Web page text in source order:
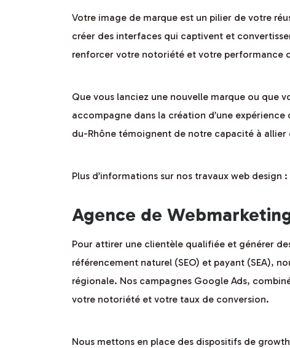
Votre image de marque est un pilier de votre
créer des interfaces qui captivent et
renforcer votre notoriété et votre performance
Que vous lanciez une nouvelle marque ou que
accompagne dans la création d’une
du-Rhône témoignent de notre capacité à
Plus d’informations sur nos travaux web design :
Agence de
Pour attirer une clientèle qualifiée et générer
référencement naturel (SEO) et payant (SEA),
régionale. Nos campagnes Google Ads,
votre notoriété et votre taux de conversion.
Nous mettons en place des dispositifs de